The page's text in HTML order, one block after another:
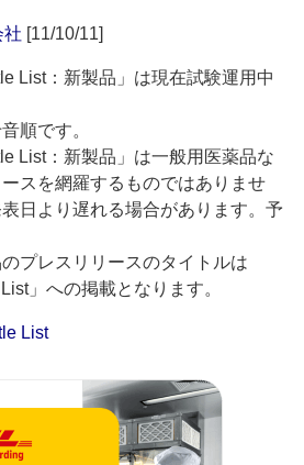
社 [11/10/11]
List：新製品」は現在試験運用中
順です。
List：新製品」は一般用医薬品な
スを網羅するものではありませ
日より遅れる場合があります。予
プレスリリースのタイトルは
」への掲載となります。
List